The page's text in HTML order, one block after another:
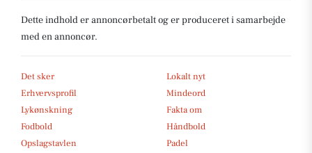
Dette indhold er annoncørbetalt og er produceret i samarbejde
med en annoncør.
Det sker
Lokalt nyt
Erhvervsprofil
Mindeord
Lykønskning
Fakta om
Fodbold
Håndbold
Opslagstavlen
Padel